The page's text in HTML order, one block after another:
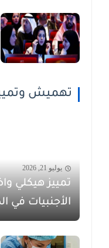
تهميش
يوليو 21, 2026
تمييز هيكلي
الأجنبيات في